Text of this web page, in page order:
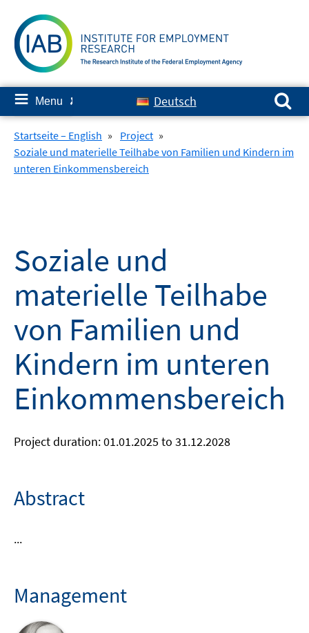
content
≡ Menu ✘ Deutsch
Search for:
Startseite – English » Project »
Soziale und materielle Teilhabe von Familien und Kindern im
unteren Einkommensbereich
Soziale und
materielle Teilhabe
von Familien und
Kindern im unteren
Einkommensbereich
Project duration: 01.01.2025 to 31.12.2028
Abstract
...
Management